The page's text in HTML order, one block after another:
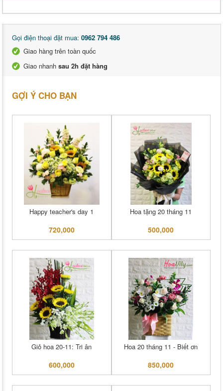
Gọi điện thoại đặt mua: 0962 794 486
Giao hàng trên toàn quốc
Giao nhanh sau 2h đặt hàng
GỢI Ý CHO BẠN
Happy teacher's day 1
720,000
Hoa tặng 20 tháng 11
500,000
Giỏ hoa 20-11: Tri ân
600,000
Hoa 20 tháng 11 - Biết ơn
850,000